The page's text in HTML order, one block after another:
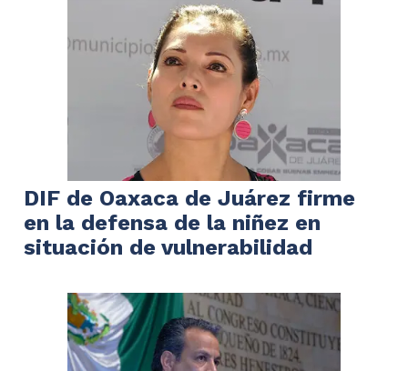
DIF de Oaxaca de Juárez firme
en la defensa de la niñez en
situación de vulnerabilidad